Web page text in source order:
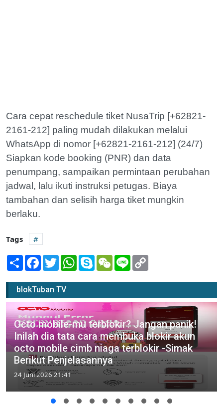
Cara cepat reschedule tiket NusaTrip [+62821-
2161-212] paling mudah dilakukan melalui
WhatsApp di nomor [+62821-2161-212] (24/7)
Siapkan kode booking (PNR) dan data
penumpang, sampaikan permintaan perubahan
jadwal, lalu ikuti instruksi petugas. Biaya
tambahan dan selisih harga tiket mungkin
berlaku.
Tags
Share Facebook
TwitterWhatsApp
SkypeWeChatLine
blokTuban TV
Octo mobile-mu terblokir? Jangan panik!
Inilah dia tata cara membuka blokir akun
octo mobile cimb niaga terblokir -Simak
Berikut Penjelasannya
24 Juni 2026 21:41